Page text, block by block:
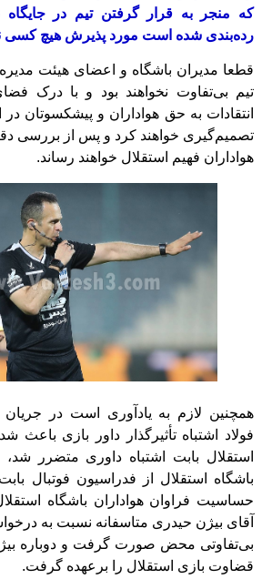
که منجر به قرار گرفتن تیم در جایگاه
رده‌بندی شده است مورد پذیرش هیچ
قطعا مدیران باشگاه و اعضای هیئت مدیره
تیم بی‌تفاوت نخواهند بود و با درک
انتقادات به حق هواداران و پیشکسوتان
تصمیم‌گیری خواهند کرد و پس از بررسی
هواداران فهیم استقلال خواهند رساند.
همچنین لازم به یادآوری است در جریان
فولاد اشتباه تأثیرگذار داور بازی باعث
استقلال بابت اشتباه داوری متضرر
باشگاه استقلال از فدراسیون فوتبال
حساسیت فراوان هواداران باشگاه
آقای بیژن حیدری متاسفانه نسبت به
بی‌تفاوتی محض صورت گرفت و دوباره
قضاوت بازی استقلال را برعهده گرفت.